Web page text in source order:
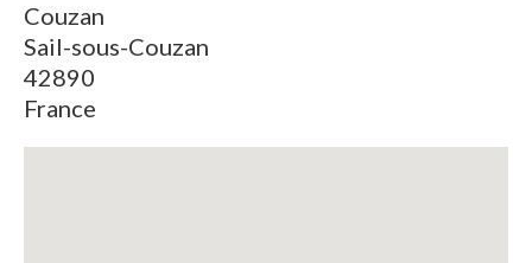
Couzan
Sail-sous-Couzan
42890
France